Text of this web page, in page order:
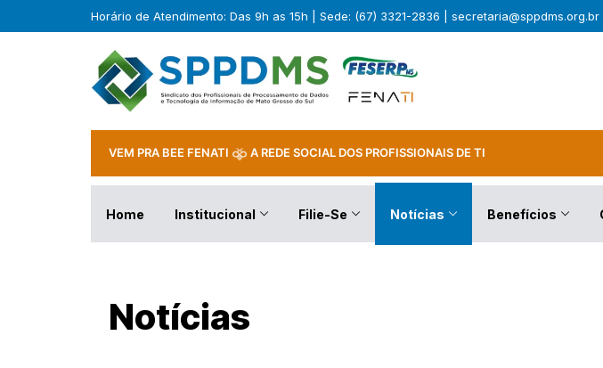
Horário de Atendimento: Das 9h as 15h | Sede: (67) 3321-2836 | secretaria@sppdms.org.br
VEM PRA BEE FENATI A REDE SOCIAL DOS PROFISSIONAIS DE TI
Home Institucional Filie-Se Notícias Benefícios
Notícias